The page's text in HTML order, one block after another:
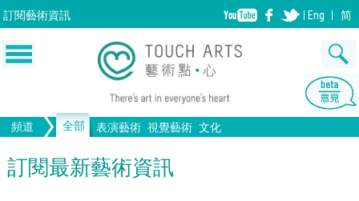
訂閱藝術資訊 Eng 简
頻道 全部 表演藝術 視覺藝術 文化
音樂 舞蹈
歌劇/音樂劇
中國戲曲
繪畫 畫圖
手工藝
雕塑
生活 文物
訂閱最新藝術資訊